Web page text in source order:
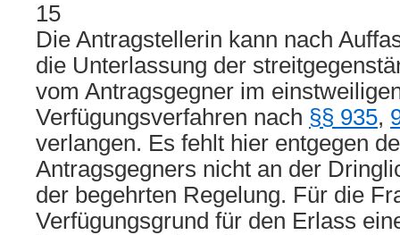
15
Die Antragstellerin kann nach
die Unterlassung der
vom Antragsgegner im
Verfügungsverfahren nach §§ 935,
verlangen. Es fehlt hier entgegen
Antragsgegners nicht an der
der begehrten Regelung. Für die
Verfügungsgrund für den Erlass